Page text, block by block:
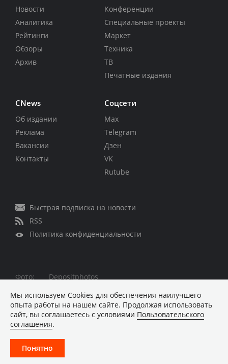
Новости
Аналитика
Рейтинги
Обзоры
Архив
Конференции
Специальные проекты
Маркет
Техника
ТВ
Печатные издания
CNews
Об издании
Реклама
Вакансии
Контакты
Соцсети
Max
Telegram
Дзен
VK
Rutube
Быстрая подписка на новости
RSS
Политика конфиденциальности
Фото:
Depositphotos
Все права защищены © 1995 – 2026
Материалы, помеченные знаком ■ опубликованы на
коммерческой основе
Хостинг-провайдер REG.RU
Мы используем Сookies для обеспечения наилучшего
опыта работы на нашем сайте. Продолжая использовать
сайт, вы соглашаетесь с условиями Пользовательского
соглашения.
Понятно